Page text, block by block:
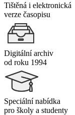
Tištěná i elektronická
verze časopisu
Digitální archiv
od roku 1994
Speciální nabídka
pro školy a studenty